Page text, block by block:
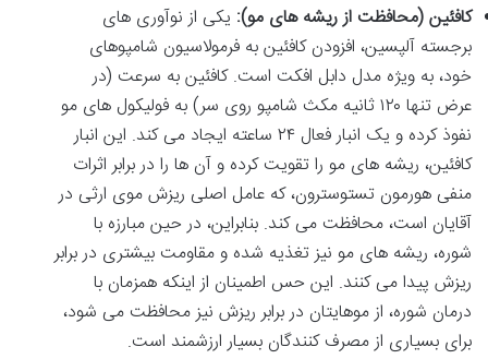
کافئین (محافظت از ریشه های مو): یکی از نوآوری های
برجسته آلپسین، افزودن کافئین به فرمولاسیون شامپوهای
خود، به ویژه مدل دابل افکت است. کافئین به سرعت (در
عرض تنها ۱۲۰ ثانیه مکث شامپو روی سر) به فولیکول های مو
نفوذ کرده و یک انبار فعال ۲۴ ساعته ایجاد می کند. این انبار
کافئین، ریشه های مو را تقویت کرده و آن ها را در برابر اثرات
منفی هورمون تستوسترون، که عامل اصلی ریزش موی ارثی در
آقایان است، محافظت می کند. بنابراین، در حین مبارزه با
شوره، ریشه های مو نیز تغذیه شده و مقاومت بیشتری در برابر
ریزش پیدا می کنند. این حس اطمینان از اینکه همزمان با
درمان شوره، از موهایتان در برابر ریزش نیز محافظت می شود،
برای بسیاری از مصرف کنندگان بسیار ارزشمند است.